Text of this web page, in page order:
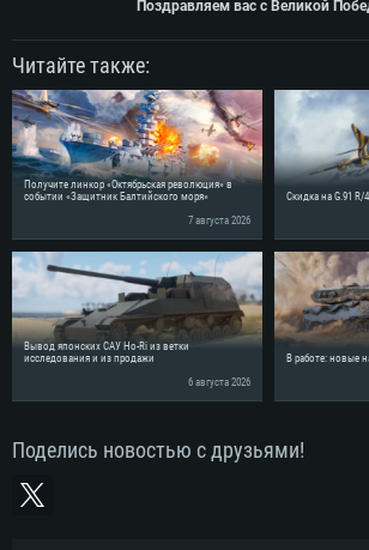
Поздравляем вас с Великой
Читайте также:
Получите линкор «Октябрьская революция» в
событии «Защитник Балтийского моря»
7 августа 2026
Скидка на G.91 R/
Вывод японских САУ Ho-Ri из ветки
исследования и из продажи
6 августа 2026
В работе: новые
Поделись новостью с друзьями!